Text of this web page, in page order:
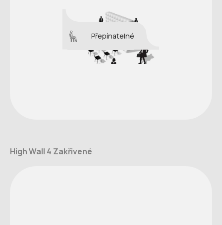
Přepínatelné
High Wall 4 Zakřivené